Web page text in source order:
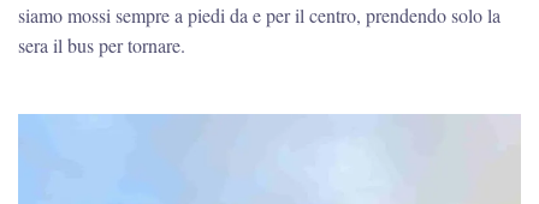
siamo mossi sempre a piedi da e per il centro, prendendo solo la
sera il bus per tornare.